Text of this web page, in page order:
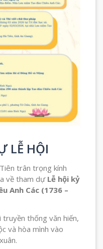
LỄ HỘI
trân trọng kính
về tham dựLễ hội kỷ
Anh Các (1736 –
thống văn hiến,
và hòa mình vào